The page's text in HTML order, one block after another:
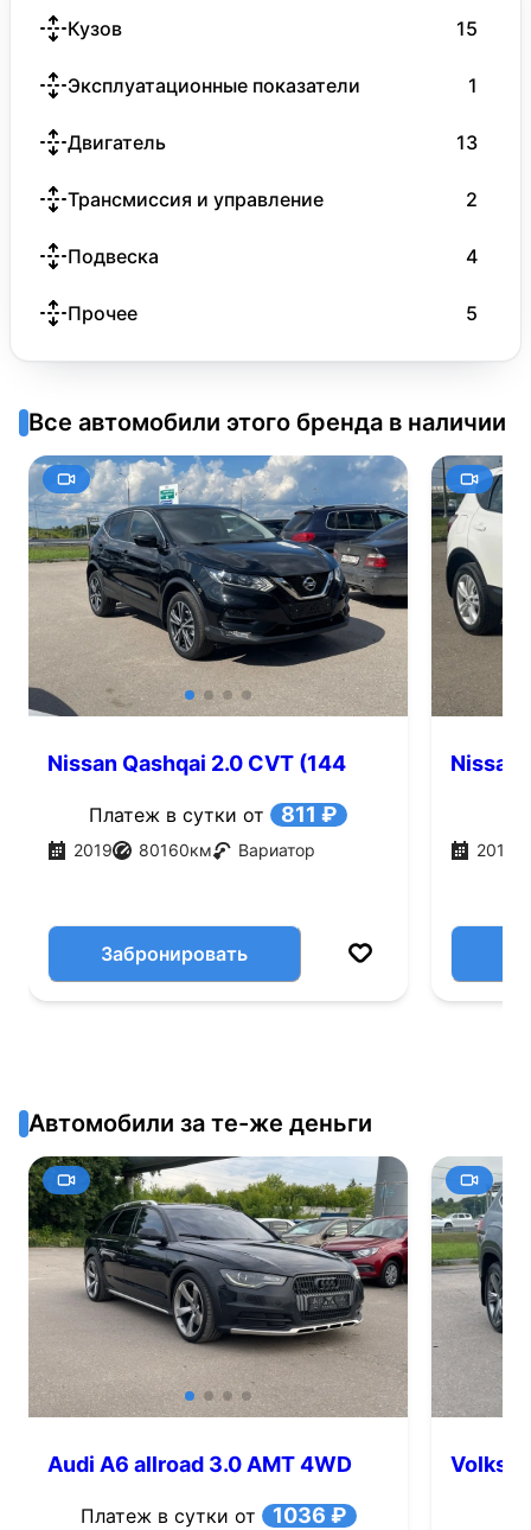
Кузов 15
Эксплуатационные показатели 1
Двигатель 13
Трансмиссия и управление 2
Подвеска 4
Прочее 5
Все автомобили этого бренда в наличии
Nissan Qashqai 2.0 CVT (144
Платеж в сутки от 811 ₽
2019 80160км Вариатор
Забронировать
Nissan
2012
Автомобили за те-же деньги
Audi A6 allroad 3.0 AMT 4WD
Платеж в сутки от 1036 ₽